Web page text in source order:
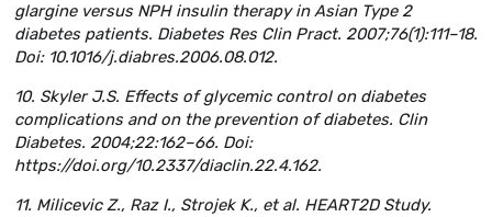
glargine versus NPH insulin therapy in Asian Type 2
diabetes patients. Diabetes Res Clin Pract. 2007;76(1):111–18.
Doi: 10.1016/j.diabres.2006.08.012.
10. Skyler J.S. Effects of glycemic control on diabetes
complications and on the prevention of diabetes. Clin
Diabetes. 2004;22:162–66. Doi:
https://doi.org/10.2337/diaclin.22.4.162.
11. Milicevic Z., Raz I., Strojek K., et al. HEART2D Study.